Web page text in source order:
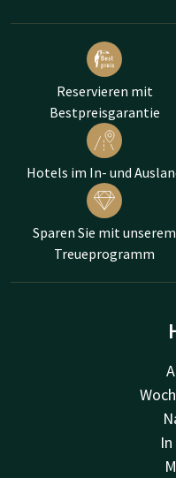
Reservieren mit
Bestpreisgarantie
Hotels im In- und
Sparen Sie mit unserem
Treueprogramm